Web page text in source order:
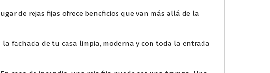
de rejas fijas ofrece beneficios que van más allá de la
la fachada de tu casa limpia, moderna y con toda la entrada